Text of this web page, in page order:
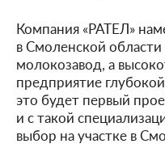
Компания «РАТЕЛ»
в Смоленской
молокозавод, а
предприятие
это будет первый
и с такой
выбор на участке в